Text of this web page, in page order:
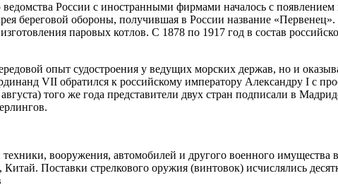
России с иностранными фирмами началось с
береговой обороны, получившая в России название
паровых котлов. С 1878 по 1917 год в состав
опыт судостроения у ведущих морских держав, но и
VII обратился к российскому императору Александру I с
того же года представители двух стран подписали в
вооружения, автомобилей и другого военного
Поставки стрелкового оружия (винтовок) исчислялись